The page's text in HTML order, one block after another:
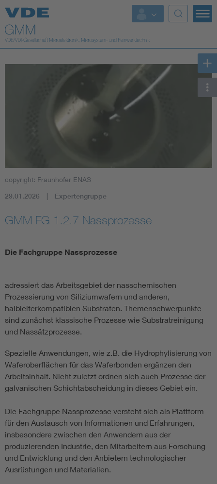
Top Themen
Fokusthemen
AI & Digital Trust
Microelectronics
copyright: Fraunhofer ENAS
29.01.2026 Expertengruppe
GMM FG 1.2.7 Nassprozesse
Die Fachgruppe Nassprozesse
adressiert das Arbeitsgebiet der nasschemischen
Prozessierung von Siliziumwafern und anderen,
halbleiterkompatiblen Substraten. Themenschwerpunkte
sind zunächst klassische Prozesse wie Substratreinigung
und Nassätzprozesse.
Spezielle Anwendungen, wie z.B. die Hydrophylisierung von
Waferoberflächen für das Waferbonden ergänzen den
Arbeitsinhalt. Nicht zuletzt ordnen sich auch Prozesse der
galvanischen Schichtabscheidung in dieses Gebiet ein.
Die Fachgruppe Nassprozesse versteht sich als Plattform
für den Austausch von Informationen und Erfahrungen,
insbesondere zwischen den Anwendern aus der
produzierenden Industrie, den Mitarbeitern aus Forschung
und Entwicklung und den Anbietern technologischer
Ausrüstungen und Materialien.